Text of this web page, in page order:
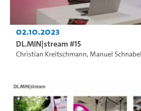
02.10.2023
DL.MIN|stream #15
Christian Kreitschmann,Manuel Schnabel